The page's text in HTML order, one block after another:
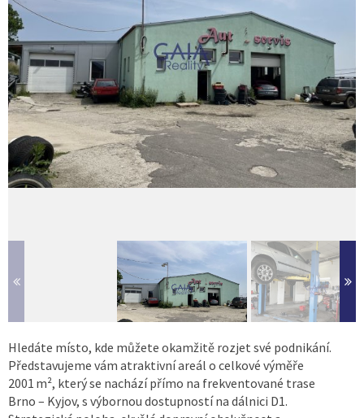
Hledáte místo, kde můžete okamžitě rozjet své podnikání.
Představujeme vám atraktivní areál o celkové výměře
2001 m², který se nachází přímo na frekventované trase
Brno – Kyjov, s výbornou dostupností na dálnici D1.